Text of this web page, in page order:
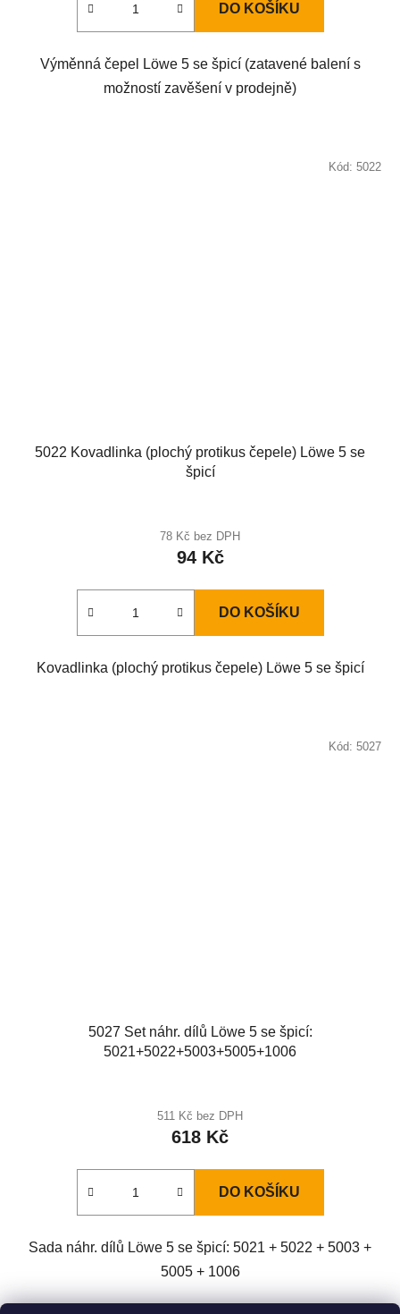
DO KOŠÍKU
Výměnná čepel Löwe 5 se špicí (zatavené balení s
možností zavěšení v prodejně)
5022 Kovadlinka (plochý protikus čepele) Löwe 5 se
špicí
78 Kč bez DPH
94 Kč
DO KOŠÍKU
Kovadlinka (plochý protikus čepele) Löwe 5 se špicí
Kód: 5022
5027 Set náhr. dílů Löwe 5 se špicí:
5021+5022+5003+5005+1006
511 Kč bez DPH
618 Kč
DO KOŠÍKU
Sada náhr. dílů Löwe 5 se špicí: 5021 + 5022 + 5003 +
5005 + 1006
Kód: 5027